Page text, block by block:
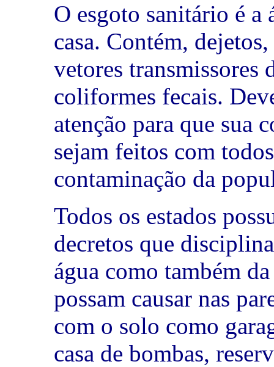
O esgoto sanitário é a
casa. Contém,
vetores transmissores
coliformes fecais.
atenção para que sua
sejam feitos com
contaminação da
Todos os estados
decretos que
água como também
possam causar nas
com o solo como
casa de bombas,